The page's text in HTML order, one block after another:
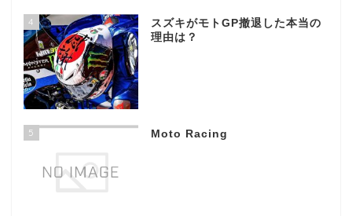
4
スズキがモトGP撤退した本当の
理由は？
5 Moto Racing